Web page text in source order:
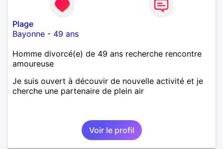
Plage
Bayonne - 49 ans
Homme divorcé(e) de 49 ans recherche rencontre
amoureuse
Je suis ouvert à découvir de nouvelle activité et je
cherche une partenaire de plein air
Voir le profil